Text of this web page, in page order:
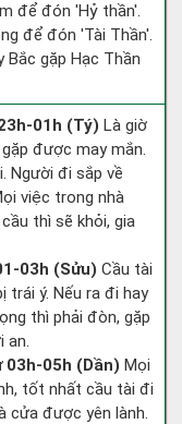
để đón 'Hỷ thần'.
để đón 'Tài Thần'.
Bắc gặp Hạc Thần
01h (Tý) Là giờ
được may mắn.
Người đi sắp về
việc trong nhà
thì sẽ khỏi, gia
03h (Sửu) Cầu tài
trái ý. Nếu ra đi hay
thì phải đòn, gặp
an.
05h (Dần) Mọi
tốt nhất cầu tài đi
cửa được yên lành.